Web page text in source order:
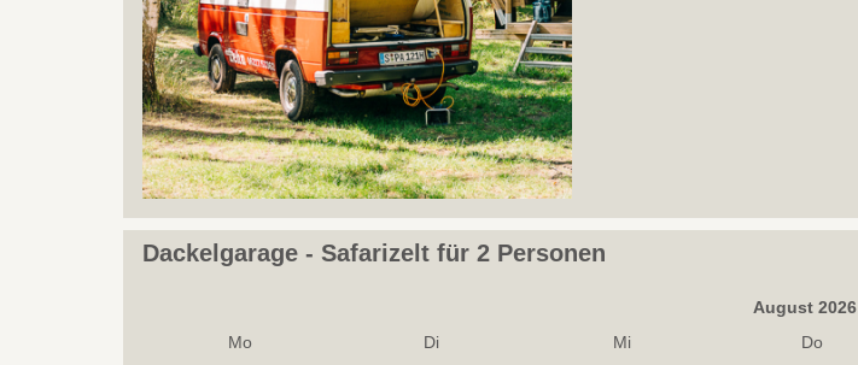
Dackelgarage - Safarizelt für 2 Personen
August 2026
Mo
Di Mi Do